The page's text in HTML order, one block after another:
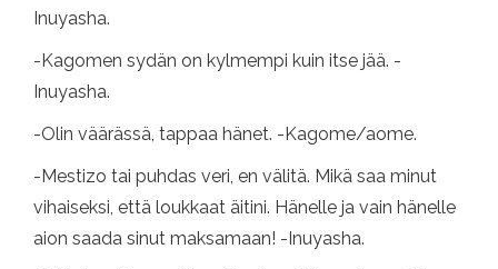
Inuyasha.
-Kagomen sydän on kylmempi kuin itse jää. -
Inuyasha.
-Olin väärässä, tappaa hänet. -Kagome/aome.
-Mestizo tai puhdas veri, en välitä. Mikä saa minut
vihaiseksi, että loukkaat äitini. Hänelle ja vain hänelle
aion saada sinut maksamaan! -Inuyasha.